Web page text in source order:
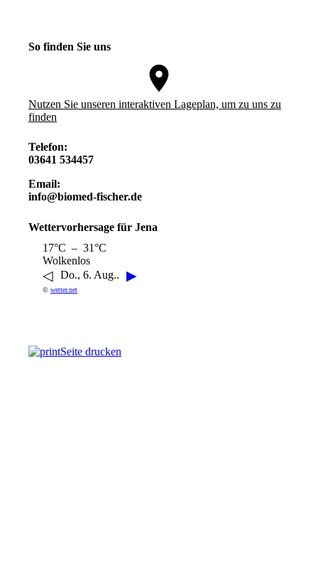
So finden Sie uns
Nutzen Sie unseren interaktiven La­ge­plan, um zu uns zu
finden
Telefon:
03641 534457
Email:
info@biomed-fischer.de
Wettervorhersage für Jena
17°C – 31°C
Wolkenlos
◁ Do., 6. Aug.. ▶
© wetter.net
Seite drucken